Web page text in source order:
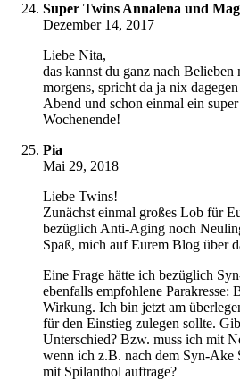
Super Twins Annalena und
Dezember 14, 2017
Liebe Nita,
das kannst du ganz nach Belieben
morgens, spricht da ja nix
Abend und schon einmal ein
Wochenende!
Pia
Mai 29, 2018
Liebe Twins!
Zunächst einmal großes Lob für
bezüglich Anti-Aging noch
Spaß, mich auf Eurem Blog über
Eine Frage hätte ich bezüglich
ebenfalls empfohlene Parakresse:
Wirkung. Ich bin jetzt am
für den Einstieg zulegen sollte.
Unterschied? Bzw. muss ich mit
wenn ich z.B. nach dem Syn-Ake
mit Spilanthol auftrage?